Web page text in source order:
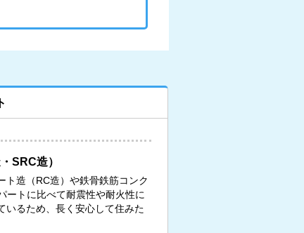
SRC造）
ト造（RC造）や鉄骨鉄筋コンク
ートに比べて耐震性や耐火性に
いるため、長く安心して住みた